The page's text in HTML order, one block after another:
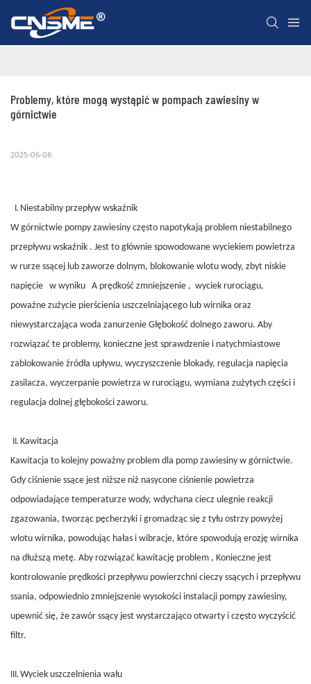
Problemy, które mogą wystąpić w pompach zawiesiny w
górnictwie
2025-06-06
Niestabilny przepływ wskaźnik
W górnictwie pompy zawiesiny często napotykają problem niestabilnego
przepływu wskaźnik . Jest to głównie spowodowane wyciekiem powietrza
w rurze ssącej lub zaworze dolnym, blokowanie wlotu wody, zbyt niskie
napięcie w wyniku A prędkość zmniejszenie , wyciek rurociągu,
poważne zużycie pierścienia uszczelniającego lub wirnika oraz
niewystarczająca woda zanurzenie Głębokość dolnego zaworu. Aby
rozwiązać te problemy, konieczne jest sprawdzenie i natychmiastowe
zablokowanie źródła upływu, wyczyszczenie blokady, regulacja napięcia
zasilacza, wyczerpanie powietrza w rurociągu, wymiana zużytych części i
regulacja dolnej głębokości zaworu.
Kawitacja
Kawitacja to kolejny poważny problem dla pomp zawiesiny w górnictwie.
Gdy ciśnienie ssące jest niższe niż nasycone ciśnienie powietrza
odpowiadające temperaturze wody, wdychana ciecz ulegnie reakcji
zgazowania, tworząc pęcherzyki i gromadząc się z tyłu ostrzy powyżej
wlotu wirnika, powodując hałas i wibracje, które spowodują erozję wirnika
na dłuższą metę. Aby rozwiązać kawitację problem , Konieczne jest
kontrolowanie prędkości przepływu powierzchni cieczy ssących i przepływu
ssania, odpowiednio zmniejszenie wysokości instalacji pompy zawiesiny,
upewnić się, że zawór ssący jest wystarczająco otwarty i często wyczyścić
filtr.
Wyciek uszczelnienia wału